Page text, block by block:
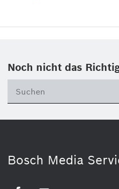
Noch nicht das
Bosch Media